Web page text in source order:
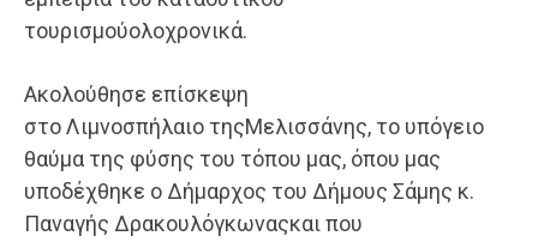
τουρισμούολοχρονικά.
Ακολούθησε επίσκεψη
στο Λιμνοσπήλαιο τηςΜελισσάνης, το υπόγειο
θαύμα της φύσης του τόπου μας, όπου μας
υποδέχθηκε ο Δήμαρχος του Δήμους Σάμης κ.
Παναγής Δρακουλόγκωναςκαι που